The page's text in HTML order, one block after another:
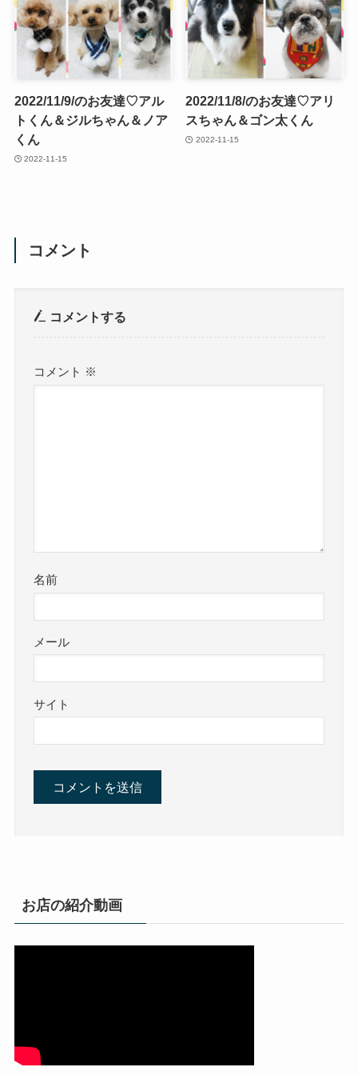
2022/11/9/のお友達♡アル
トくん＆ジルちゃん＆ノア
くん
2022-11-15
2022/11/8/のお友達♡アリ
スちゃん＆ゴン太くん
2022-11-15
コメント
コメントする
コメント ※
名前
メール
サイト
お店の紹介動画